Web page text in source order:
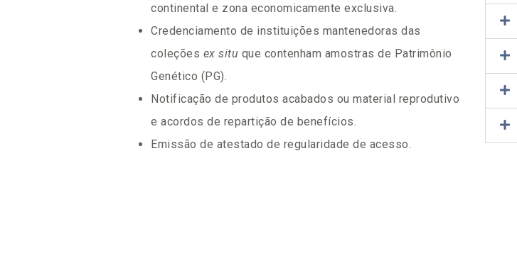
continental e zona economicamente exclusiva.
Credenciamento de instituições mantenedoras das
coleções ex situ que contenham amostras de Patrimônio
Genético (PG).
Notificação de produtos acabados ou material reprodutivo
e acordos de repartição de benefícios.
Emissão de atestado de regularidade de acesso.